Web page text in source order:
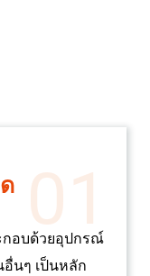
01
กอบด้วยอุปกรณ์
นๆ เป็นหลัก